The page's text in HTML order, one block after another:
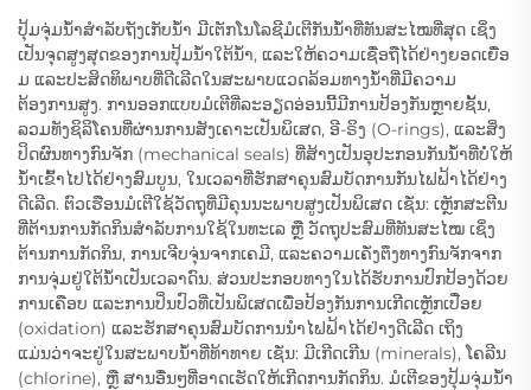
ປຸ້ມຈຸ່ມນ້ຳສຳລັບຖັງເກັບນ້ຳ ມີເຕັກໂນໂລຊີມໍເຕີກັນນ້ຳທີ່ທັນສະໄໝທີ່ສຸດ ເຊິ່ງ
ເປັນຈຸດສູງສຸດຂອງການປຸ້ມນ້ຳໃຕ້ນ້ຳ, ແລະໃຫ້ຄວາມເຊື່ອຖືໄດ້ຢ່າງຍອດເຍື່ອ
ມ ແລະປະສິດທິພາບທີ່ດີເລີດໃນສະພາບແວດລ້ອມທາງນ້ຳທີ່ມີຄວາມ
ຕ້ອງການສູງ. ການອອກແບບມໍເຕີທີ່ລະອຽດອ່ອນນີ້ມີການປ້ອງກັນຫຼາຍຊັ້ນ,
ລວມທັງຊິລິໂຄນທີ່ຜ່ານການສັງເຄາະເປັນພິເສດ, ອີ-ຣິງ (O-rings), ແລະສິ່ງ
ປິດຜົນທາງກົນຈັກ (mechanical seals) ທີ່ສ້າງເປັນອຸປະກອນກັນນ້ຳທີ່ບໍ່ໃຫ້
ນ້ຳເຂົ້າໄປໄດ້ຢ່າງສົມບູນ, ໃນເວລາທີ່ຮັກສາຄຸນສົມບັດການກັນໄຟຟ້າໄດ້ຢ່າງ
ດີເລີດ. ຕົວເຮືອນມໍເຕີໃຊ້ວັດຖຸທີ່ມີຄຸນນະພາບສູງເປັນພິເສດ ເຊັ່ນ: ເຫຼັກສະຕີນ
ທີ່ຕ້ານການກັດກິນສຳລັບການໃຊ້ໃນທະເລ ຫຼື ວັດຖຸປະສົມທີ່ທັນສະໄໝ ເຊິ່ງ
ຕ້ານການກັດກິນ, ການເຈີບຈຸ່ນຈາກເຄມີ, ແລະຄວາມເຄັ່ງຕຶງທາງກົນຈັກຈາກ
ການຈຸ່ມຢູ່ໃຕ້ນ້ຳເປັນເວລາດົນ. ສ່ວນປະກອບທາງໃນໄດ້ຮັບການປົກປ້ອງດ້ວຍ
ການເຄືອບ ແລະການປິ່ນປົວທີ່ເປັນພິເສດເພື່ອປ້ອງກັນການເກີດເຫຼັກເປື່ອຍ
(oxidation) ແລະຮັກສາຄຸນສົມບັດການນຳໄຟຟ້າໄດ້ຢ່າງດີເລີດ ເຖິງ
ແມ່ນວ່າຈະຢູ່ໃນສະພາບນ້ຳທີ່ທ້າທາຍ ເຊັ່ນ: ມີເກີດເກີນ (minerals), ໂຄລີນ
(chlorine), ຫຼື ສານອື່ນໆທີ່ອາດເຮັດໃຫ້ເກີດການກັດກິນ. ມໍເຕີຂອງປຸ້ມຈຸ່ມນ້ຳ